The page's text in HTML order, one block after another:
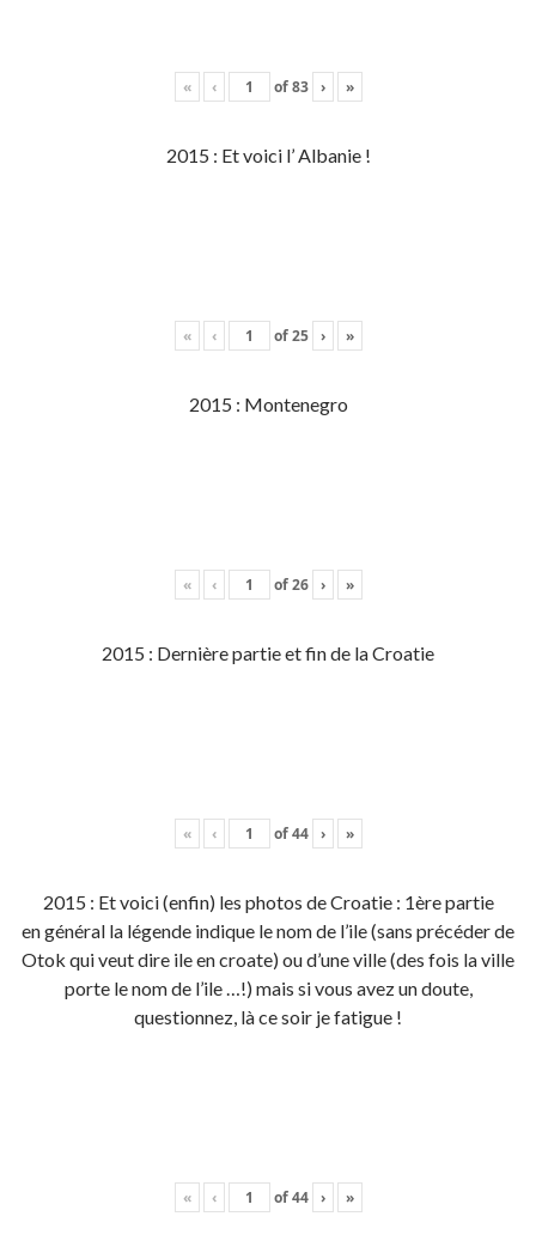
« ‹ of83 › »
2015 : Et voici l’ Albanie !
« ‹ of25 › »
2015 : Montenegro
« ‹ of26 › »
2015 : Dernière partie et fin de la Croatie
« ‹ of44 › »
2015 : Et voici (enfin) les photos de Croatie : 1ère partie
en général la légende indique le nom de l’ile (sans précéder de
Otok qui veut dire ile en croate) ou d’une ville (des fois la ville
porte le nom de l’ile …!) mais si vous avez un doute,
questionnez, là ce soir je fatigue !
« ‹ of44 › »